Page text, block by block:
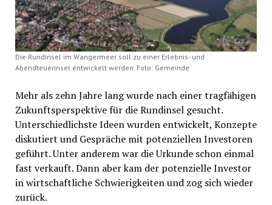
Die Rundinsel im Wangermeer soll zu einer Erlebnis- und
Abendteuerinsel entwickelt werden. Foto: Gemeinde
Mehr als zehn Jahre lang wurde nach einer tragfähigen
Zukunftsperspektive für die Rundinsel gesucht.
Unterschiedlichste Ideen wurden entwickelt, Konzepte
diskutiert und Gespräche mit potenziellen Investoren
geführt. Unter anderem war die Urkunde schon einmal
fast verkauft. Dann aber kam der potenzielle Investor
in wirtschaftliche Schwierigkeiten und zog sich wieder
zurück.